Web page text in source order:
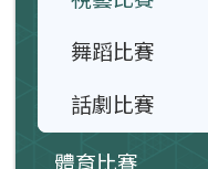
舞蹈比賽
話劇比賽
體育比賽